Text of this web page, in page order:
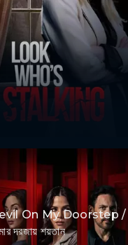
On My Doorstep /
দরজায় শয়তান